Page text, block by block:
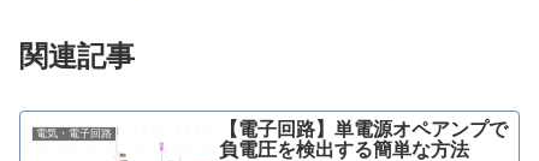
関連記事
電気・電子回路
【電子回路】単電源オペアンプで
負電圧を検出する簡単な方法